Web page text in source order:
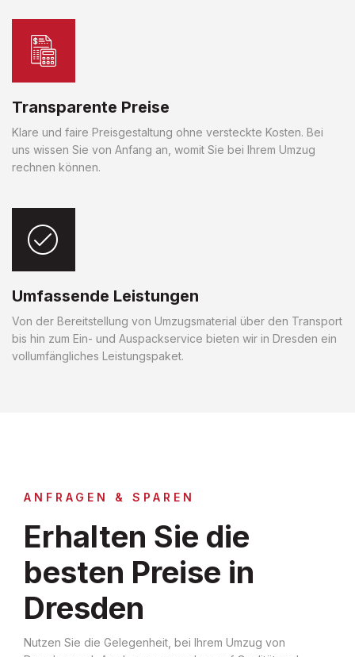
Transparente Preise
Klare und faire Preisgestaltung ohne versteckte Kosten. Bei
uns wissen Sie von Anfang an, womit Sie bei Ihrem Umzug
rechnen können.
Umfassende Leistungen
Von der Bereitstellung von Umzugsmaterial über den Transport
bis hin zum Ein- und Auspackservice bieten wir in Dresden ein
vollumfängliches Leistungspaket.
ANFRAGEN & SPAREN
Erhalten Sie die
besten Preise in
Dresden
Nutzen Sie die Gelegenheit, bei Ihrem Umzug von